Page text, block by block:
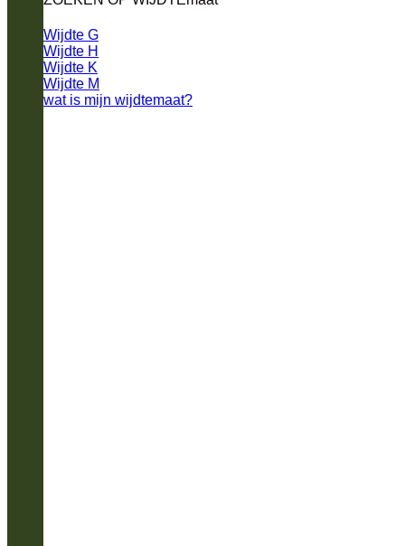
Wijdte G
Wijdte H
Wijdte K
Wijdte M
wat is mijn wijdtemaat?